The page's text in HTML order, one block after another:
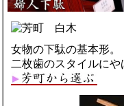
女物の下駄の基本形。
二枚歯のスタイルにや